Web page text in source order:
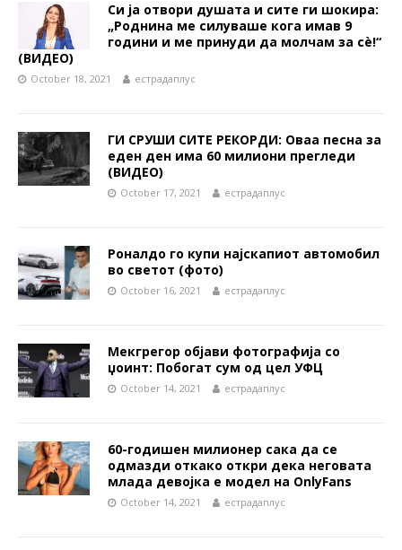
Си ја отвори душата и сите ги шокира:
„Роднина ме силуваше кога имав 9
години и ме принуди да молчам за сè!“
(ВИДЕО)
October 18, 2021 естрадаплус
ГИ СРУШИ СИТЕ РЕКОРДИ: Оваа песна за
еден ден има 60 милиони прегледи
(ВИДЕО)
October 17, 2021 естрадаплус
Роналдо го купи најскапиот автомобил
во светот (фото)
October 16, 2021 естрадаплус
Мекгрегор објави фотографија со
џоинт: Побогат сум од цел УФЦ
October 14, 2021 естрадаплус
60-годишен милионер сака да се
одмазди откако откри дека неговата
млада девојка е модел на OnlyFans
October 14, 2021 естрадаплус